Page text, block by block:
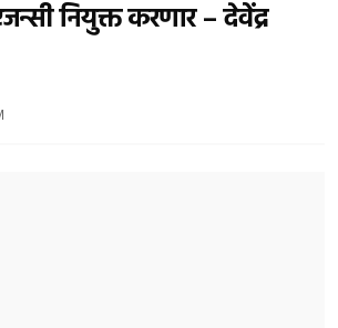
नियुक्त करणार – देवेंद्र